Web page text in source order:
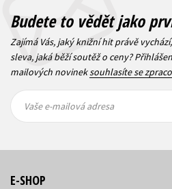
Budete to vědět jako
Zajímá Vás, jaký knižní hit právě
sleva, jaká běží soutěž o ceny?
mailových novineksouhlasíte se
mailová
mailová
Vaše e-mailová adresa
E-SHOP